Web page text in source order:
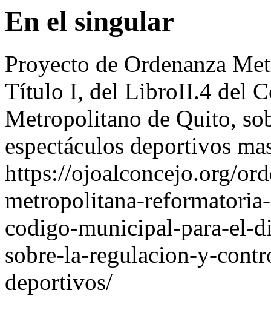
En el singular
Proyecto de Ordenanza
Título I, del LibroII.4 del
Metropolitano de Quito,
espectáculos deportivos
https://ojoalconcejo.org/
metropolitana-
codigo-municipal-para-el-
sobre-la-regulacion-y-
deportivos/